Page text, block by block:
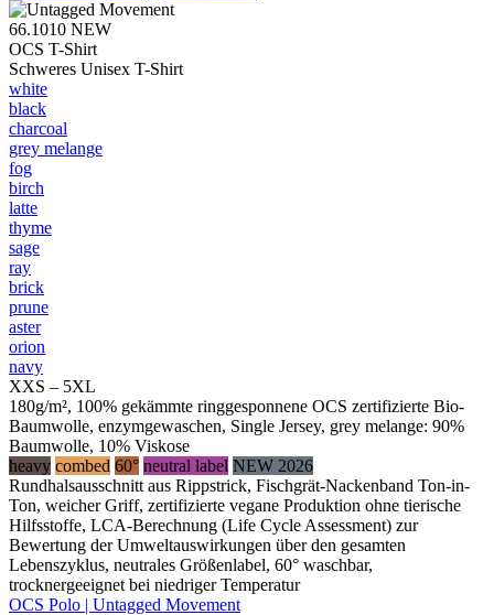
66.1010 NEW
OCS T-Shirt
Schweres Unisex T-Shirt
white
black
charcoal
grey melange
fog
birch
latte
thyme
sage
ray
brick
prune
aster
orion
navy
XXS – 5XL
180g/m², 100% gekämmte ringgesponnene OCS zertifizierte Bio-
Baumwolle, enzymgewaschen, Single Jersey, grey melange: 90%
Baumwolle, 10% Viskose
heavy combed 60° neutral label NEW 2026
Rundhalsausschnitt aus Rippstrick, Fischgrät-Nackenband Ton-in-
Ton, weicher Griff, zertifizierte vegane Produktion ohne tierische
Hilfsstoffe, LCA-Berechnung (Life Cycle Assessment) zur
Bewertung der Umweltauswirkungen über den gesamten
Lebenszyklus, neutrales Größenlabel, 60° waschbar,
trocknergeeignet bei niedriger Temperatur
OCS Polo | Untagged Movement